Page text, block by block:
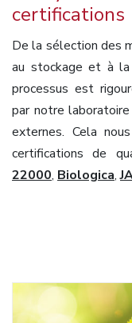
certifications
De la sélection des
au stockage et à la
processus est
par notre
externes. Cela
certifications de
22000, Biologica,